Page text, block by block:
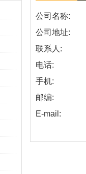
公司名称:
公司地址:
联系人:
电话:
手机:
邮编:
E-mail: